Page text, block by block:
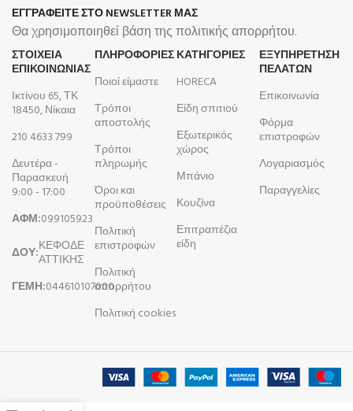
ΕΓΓΡΑΦΕΙΤΕ ΣΤΟ NEWSLETTER ΜΑΣ
Θα χρησιμοποιηθεί βάση της πολιτικής απορρήτου.
ΣΤΟΙΧΕΙΑ
ΕΠΙΚΟΙΝΩΝΙΑΣ
Ικτίνου 65, ΤΚ
18450, Νίκαια
210 4633 799
Δευτέρα -
Παρασκευή
9:00 - 17:00
ΑΦΜ:099105923
ΔΟΥ:ΚΕΦΟΔΕ
ΑΤΤΙΚΗΣ
ΓΕΜΗ:044610107000
ΠΛΗΡΟΦΟΡΊΕΣ
Ποιοί είμαστε
Τρόποι
αποστολής
Τρόποι
πληρωμής
Όροι και
προϋποθέσεις
Πολιτική
επιστροφών
Πολιτική
απορρήτου
Πολιτική cookies
ΚΑΤΗΓΟΡΙΕΣ
HORECA
Είδη σπιτιού
Εξωτερικός
χώρος
Μπάνιο
Κουζίνα
Επιτραπέζια
είδη
ΕΞΥΠΗΡΕΤΗΣΗ
ΠΕΛΑΤΩΝ
Επικοινωνία
Φόρμα
επιστροφών
Λογαριασμός
Παραγγελίες